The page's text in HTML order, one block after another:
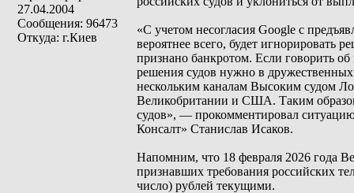
27.04.2004
Сообщения: 96473
Откуда: г.Киев
«С учетом несогласия Google с
вероятнее всего, будет
признано банкротом. Если говорить
решения судов нужно в
нескольким каналам Высоким судом
Великобритании и США. Таким
судов», — прокомментировал
Консалт» Станислав Исаков.
Напомним, что 18 февраля 2026 года
признавших требования российских
число) рублей текущими.